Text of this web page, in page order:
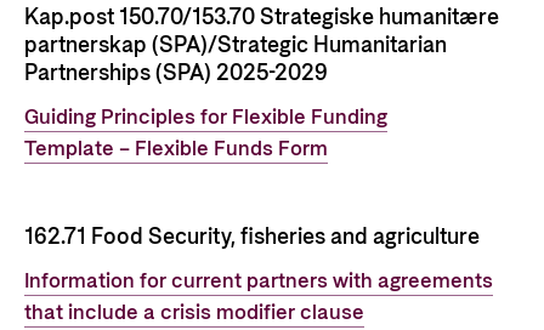
Kap.post 150.70/153.70 Strategiske humanitære
partnerskap (SPA)/Strategic Humanitarian
Partnerships (SPA) 2025-2029
Guiding Principles for Flexible Funding
Template – Flexible Funds Form
162.71 Food Security, fisheriesand agriculture
Information for current partners with agreements
that include a crisis modifier clause